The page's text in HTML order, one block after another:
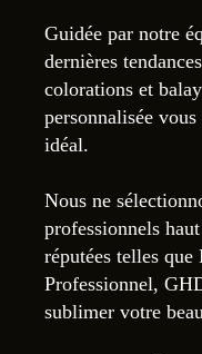
Guidée par notre
dernières
colorations et
personnalisée
idéal.
Nous ne
professionnels
réputées telles que
Professionnel,
sublimer votre